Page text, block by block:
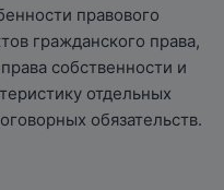
правового
гражданского права,
собственности и
отдельных
обязательств.